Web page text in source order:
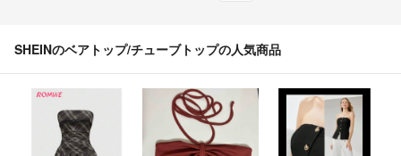
SHEINのベアトップ/チューブトップの人気商品